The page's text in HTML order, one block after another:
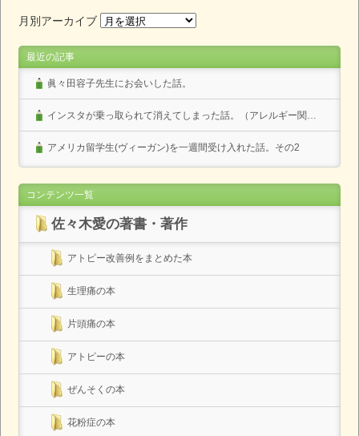
月別アーカイブ
最近の記事
眞々田容子先生にお会いした話。
インスタが乗っ取られて消えてしまった話。（アレルギー関係なし）
アメリカ留学生(ヴィーガン)を一週間受け入れた話。その2
コンテンツ一覧
佐々木愛の著書・著作
アトピー改善例をまとめた本
生理痛の本
片頭痛の本
アトピーの本
ぜんそくの本
花粉症の本